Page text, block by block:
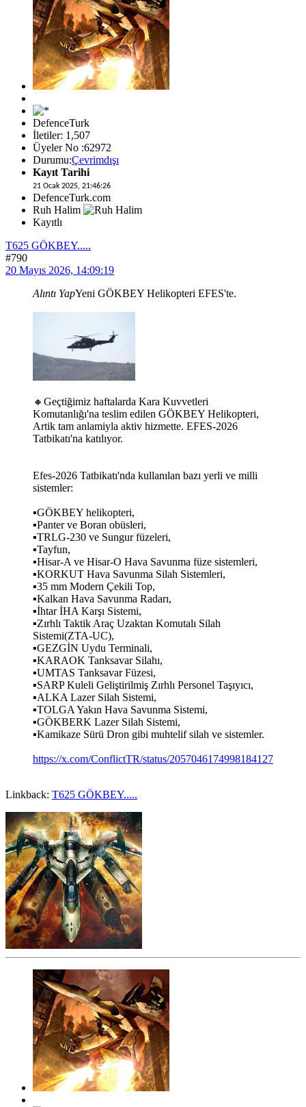
DefenceTurk
İletiler: 1,507
Üyeler No :62972
Durumu:Çevrimdışı
Kayıt Tarihi
21 Ocak 2025, 21:46:26
DefenceTurk.com
Ruh Halim
Kayıtlı
T625 GÖKBEY.....
#790
20 Mayıs 2026, 14:09:19
Alıntı YapYeni GÖKBEY Helikopteri EFES'te.
🔸Geçtiğimiz haftalarda Kara Kuvvetleri
Komutanlığı'na teslim edilen GÖKBEY Helikopteri,
Artik tam anlamiyla aktiv hizmette. EFES-2026
Tatbikatı'na katılıyor.
Efes-2026 Tatbikatı'nda kullanılan bazı yerli ve milli
sistemler:
▪GÖKBEY helikopteri,
▪Panter ve Boran obüsleri,
▪TRLG-230 ve Sungur füzeleri,
▪Tayfun,
▪Hisar-A ve Hisar-O Hava Savunma füze sistemleri,
▪KORKUT Hava Savunma Silah Sistemleri,
▪35 mm Modern Çekili Top,
▪Kalkan Hava Savunma Radarı,
▪İhtar İHA Karşı Sistemi,
▪Zırhlı Taktik Araç Uzaktan Komutalı Silah
Sistemi(ZTA-UC),
▪GEZGİN Uydu Terminali,
▪KARAOK Tanksavar Silahı,
▪UMTAS Tanksavar Füzesi,
▪SARP Kuleli Geliştirilmiş Zırhlı Personel Taşıyıcı,
▪ALKA Lazer Silah Sistemi,
▪TOLGA Yakın Hava Savunma Sistemi,
▪GÖKBERK Lazer Silah Sistemi,
▪Kamikaze Sürü Dron gibi muhtelif silah ve sistemler.
https://x.com/ConflictTR/status/2057046174998184127
Linkback: T625 GÖKBEY.....